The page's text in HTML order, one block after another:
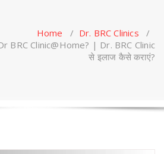
Home / Dr. BRC Clinics /
BRC Clinic@Home? | Dr. BRC Clinic
से इलाज कैसे कराएं?